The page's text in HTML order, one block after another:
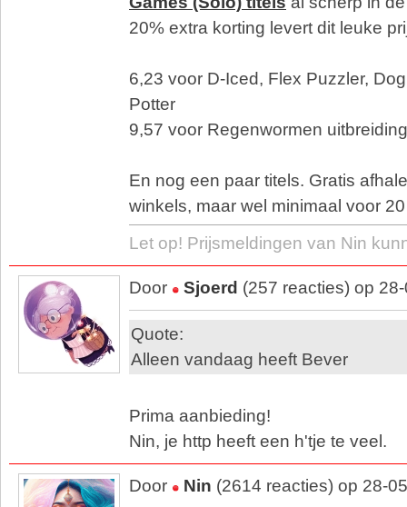
20% extra korting levert dit leuke
6,23 voor D-Iced, Flex Puzzler,
Potter
9,57 voor Regenwormen
En nog een paar titels. Gratis
winkels, maar wel minimaal voor
Let op! Prijsmeldingen van Nin
Door Sjoerd (257 reacties) op
Quote:
Alleen vandaag heeft Bever
Prima aanbieding!
Nin, je http heeft een h'tje te veel.
Door Nin (2614 reacties) op 28-